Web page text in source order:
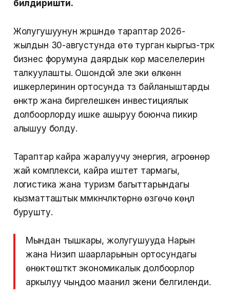
билдиришти.
Жолугушуунун жүрүшүндө тараптар 2026-
жылдын 30-августунда өтө турган кыргыз-түрк
бизнес форумуна даярдык көрүү маселелерин
талкуулашты. Ошондой эле эки өлкөнүн
ишкерлеринин ортосунда түз байланыштарды
өнүктүрүү жана биргелешкен инвестициялык
долбоорлорду ишке ашыруу боюнча пикир
алышуу болду.
Тараптар кайра жаралуучу энергия, агроөнөр
жай комплекси, кайра иштетүү тармагы,
логистика жана туризм багыттарындагы
кызматташтык мүмкүнчүлүктөрүнө өзгөчө көңүл
бурушту.
Мындан тышкары, жолугушууда Нарын
жана Низип шаарларынын ортосундагы
өнөктөштүктү экономикалык долбоорлор
аркылуу чыңдоо маанилүү экени белгиленди.